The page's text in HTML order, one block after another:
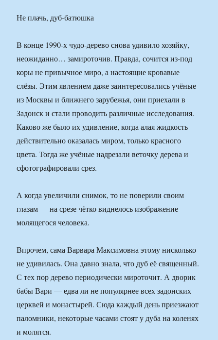
Не плачь, дуб-батюшка
В конце 1990-х чудо-дерево снова удивило хозяйку,
неожиданно… замироточив. Правда, сочится из-под
коры не привычное миро, а настоящие кровавые
слёзы. Этим явлением даже заинтересовались учёные
из Москвы и ближнего зарубежья, они приехали в
Задонск и стали проводить различные исследования.
Каково же было их удивление, когда алая жидкость
действительно оказалась миром, только красного
цвета. Тогда же учёные надрезали веточку дерева и
сфотографировали срез.
А когда увеличили снимок, то не поверили своим
глазам — на срезе чётко виднелось изображение
молящегося человека.
Впрочем, сама Варвара Максимовна этому нисколько
не удивилась. Она давно знала, что дуб её священный.
С тех пор дерево периодически мироточит. А дворик
бабы Вари — едва ли не популярнее всех задонских
церквей и монастырей. Сюда каждый день приезжают
паломники, некоторые часами стоят у дуба на коленях
и молятся.